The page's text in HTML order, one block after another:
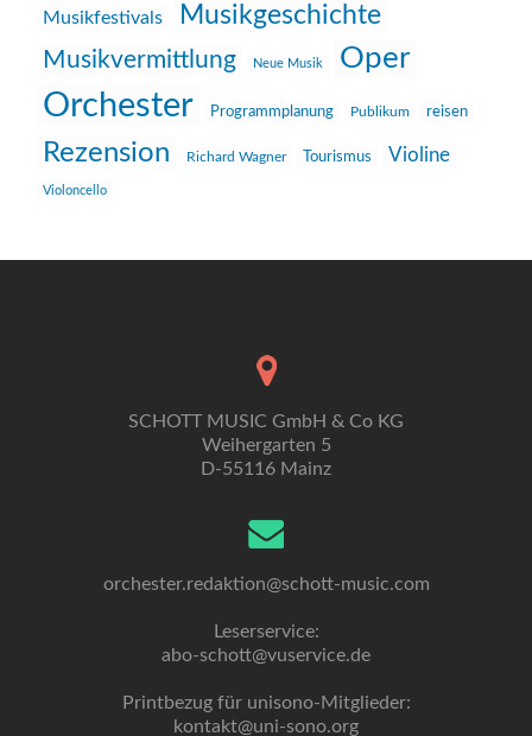
Musikfestivals Musikgeschichte
Musikvermittlung Neue Musik Oper
Orchester Programmplanung Publikum reisen
Rezension Richard Wagner Tourismus Violine
Violoncello
SCHOTT MUSIC GmbH & Co KG
Weihergarten 5
D-55116 Mainz
orchester.redaktion@schott-music.com
Leserservice:
abo-schott@vuservice.de
Printbezug für unisono-Mitglieder:
kontakt@uni-sono.org